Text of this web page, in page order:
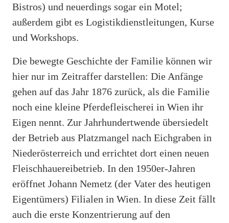
Bistros) und neuerdings sogar ein Motel;
außerdem gibt es Logistikdienstleitungen, Kurse
und Workshops.
Die bewegte Geschichte der Familie können wir
hier nur im Zeitraffer darstellen: Die Anfänge
gehen auf das Jahr 1876 zurück, als die Familie
noch eine kleine Pferdefleischerei in Wien ihr
Eigen nennt. Zur Jahrhundertwende übersiedelt
der Betrieb aus Platzmangel nach Eichgraben in
Niederösterreich und errichtet dort einen neuen
Fleischhauereibetrieb. In den 1950er-Jahren
eröffnet Johann Nemetz (der Vater des heutigen
Eigentümers) Filialen in Wien. In diese Zeit fällt
auch die erste Konzentrierung auf den